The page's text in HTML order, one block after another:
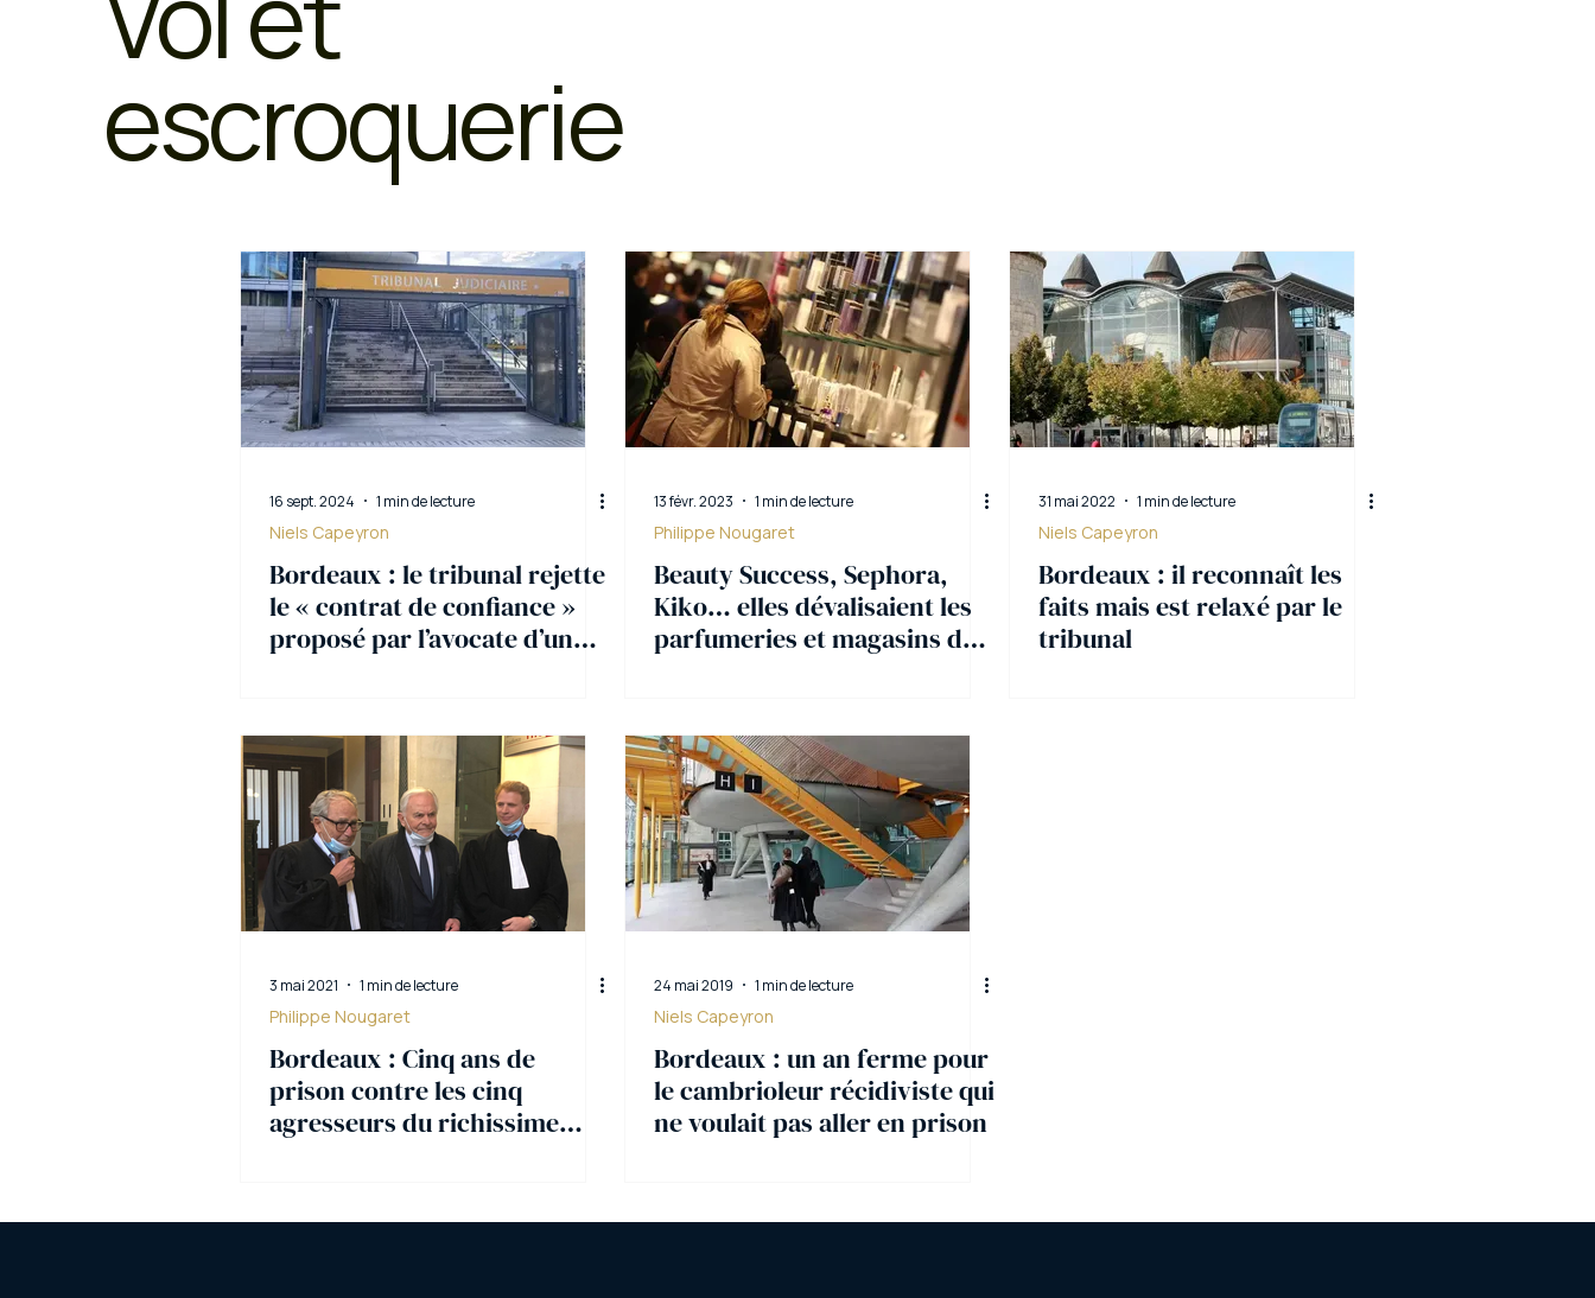
COVID Limoges Bayonne
escroquerie
16 sept. 2024 1 min de lecture
Niels Capeyron
Bordeaux : le tribunal rejette
le « contrat de confiance »
proposé par l’avocate d’un
13 févr. 2023 1 min de lecture
Philippe Nougaret
Beauty Success, Sephora,
Kiko… elles dévalisaient les
parfumeries et magasins de
31 mai 2022 1 min de lecture
Niels Capeyron
Bordeaux : il reconnaît les
faits mais est relaxé par le
tribunal
3 mai 2021 1 min de lecture
Philippe Nougaret
Bordeaux : Cinq ans de
prison contre les cinq
agresseurs du richissime
24 mai 2019 1 min de lecture
Niels Capeyron
Bordeaux : un an ferme pour
le cambrioleur récidiviste qui
ne voulait pas aller en prison